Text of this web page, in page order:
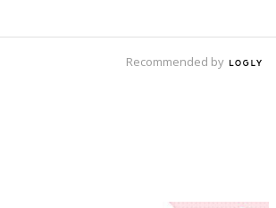
Recommended by